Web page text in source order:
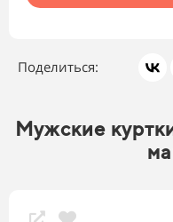
Поделиться:
Мужские